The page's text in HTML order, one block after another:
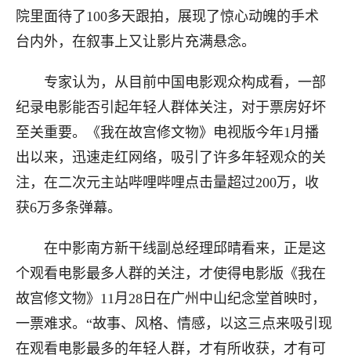
院里面待了100多天跟拍，展现了惊心动魄的手术
台内外，在叙事上又让影片充满悬念。
专家认为，从目前中国电影观众构成看，一部
纪录电影能否引起年轻人群体关注，对于票房好坏
至关重要。《我在故宫修文物》电视版今年1月播
出以来，迅速走红网络，吸引了许多年轻观众的关
注，在二次元主站哔哩哔哩点击量超过200万，收
获6万多条弹幕。
在中影南方新干线副总经理邱晴看来，正是这
个观看电影最多人群的关注，才使得电影版《我在
故宫修文物》11月28日在广州中山纪念堂首映时，
一票难求。“故事、风格、情感，以这三点来吸引现
在观看电影最多的年轻人群，才有所收获，才有可